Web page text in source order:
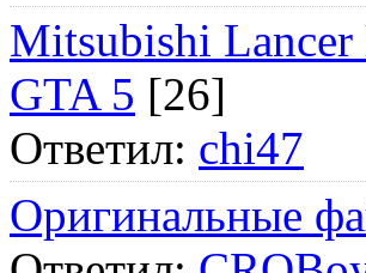
Mitsubishi
GTA 5 [26]
Ответил: chi47
Оригинальные